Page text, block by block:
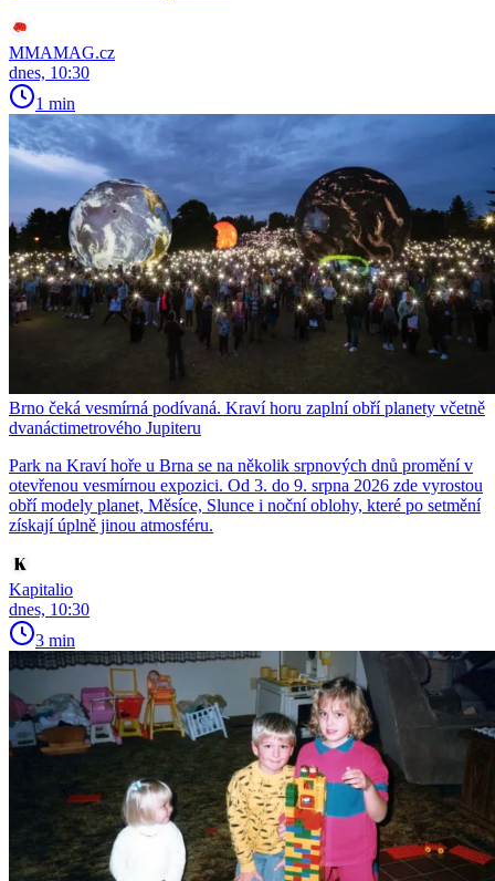
MMAMAG.cz
dnes, 10:30
1 min
Brno čeká vesmírná podívaná. Kraví horu zaplní obří planety včetně
dvanáctimetrového Jupiteru
Park na Kraví hoře u Brna se na několik srpnových dnů promění v
otevřenou vesmírnou expozici. Od 3. do 9. srpna 2026 zde vyrostou
obří modely planet, Měsíce, Slunce i noční oblohy, které po setmění
získají úplně jinou atmosféru.
Kapitalio
dnes, 10:30
3 min